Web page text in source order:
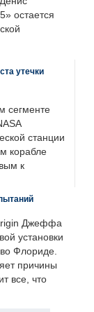
остается
утечки
сегменте
станции
корабле
к
Джеффа
установки
Флориде.
причины
все, что